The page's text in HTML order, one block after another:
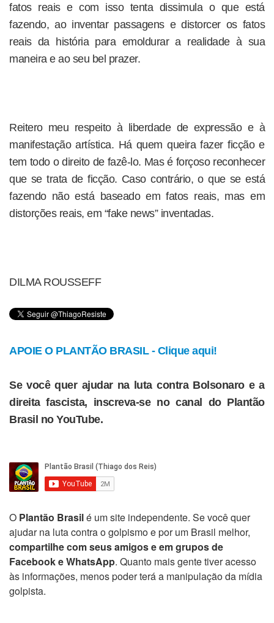
fatos reais e com isso tenta dissimula o que está
fazendo, ao inventar passagens e distorcer os fatos
reais da história para emoldurar a realidade à sua
maneira e ao seu bel prazer.
Reitero meu respeito à liberdade de expressão e à
manifestação artística. Há quem queira fazer ficção e
tem todo o direito de fazê-lo. Mas é forçoso reconhecer
que se trata de ficção. Caso contrário, o que se está
fazendo não está baseado em fatos reais, mas em
distorções reais, em “fake news” inventadas.
DILMA ROUSSEFF
APOIE O PLANTÃO BRASIL - Clique aqui!
Se você quer ajudar na luta contra Bolsonaro e a
direita fascista, inscreva-se no canal do Plantão
Brasil no YouTube.
O Plantão Brasilé um site independente. Se você quer
ajudar na luta contra o golpismo e por um Brasil melhor,
compartilhe com seus amigos e em grupos de
Facebook e WhatsApp. Quanto mais gente tiver acesso
às informações, menos poder terá a manipulação da mídia
golpista.